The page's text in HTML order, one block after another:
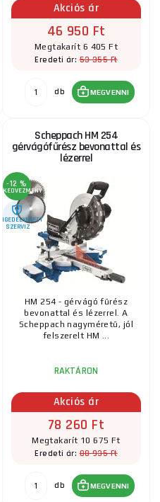
Akciós ár
46 950 Ft
Megtakarít 6 405 Ft
Eredeti ár:53 355 Ft
db MEGVENNI
Scheppach HM 254
gérvágófűrész bevonattal és
lézerrel
-12 %
KEDVEZMÉNY
ENGEDÉLYEZETT
SZERVIZ
HM 254 - gérvágó fűrész
bevonattal és lézerrel. A
Scheppach nagyméretű, jól
felszerelt HM ...
RAKTÁRON
Akciós ár
78 260 Ft
Megtakarít 10 675 Ft
Eredeti ár:88 935 Ft
db MEGVENNI